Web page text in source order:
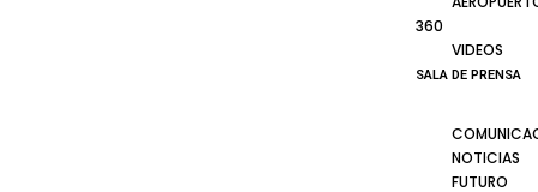
360
VIDEOS
SALA DE PRENSA
NOTICIAS
FUTURO